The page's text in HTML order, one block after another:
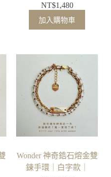
NT$1,480
加入購物車
Wonder 神奇鋯石熔金雙
鍊手環｜白字款｜